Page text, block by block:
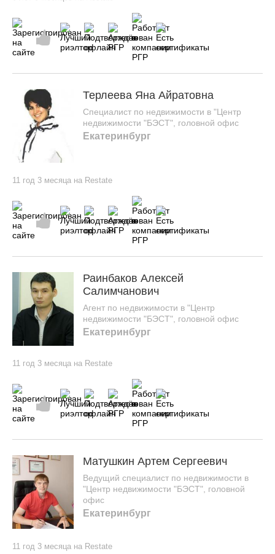
Терлеева Яна Айратовна
Специалист по недвижимости в "Центр
недвижимости "БЭСТ", головной офис
Екатеринбург
11 год 3 месяца на Restate
Раинбаков Алексей
Салимчанович
Агент по недвижимости в "Центр
недвижимости "БЭСТ", головной офис
Екатеринбург
11 год 3 месяца на Restate
Матушкин Артем Сергеевич
Ведущий специалист по недвижимости в
"Центр недвижимости "БЭСТ", головной
офис
Екатеринбург
11 год 3 месяца на Restate